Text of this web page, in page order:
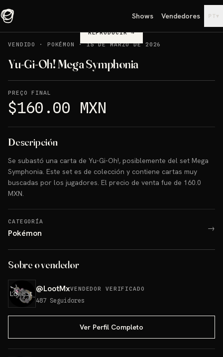
Shows Vendedores PT▾
REPRODUCIR→
VENDIDO
· POKÉMON ·15 DE MARZO DE 2026
Yu-Gi-Oh! Mega Symphonia
PREÇO FINAL
$160.00 MXN
Descripción
Se subastó una carta de Yu-Gi-Oh!, posiblemente del set Mega
Symphonia. Este set es de colección y contiene cartas muy
buscadas por los jugadores. El precio de venta fue de 160.0
MXN.
CATEGORÍA
Pokémon →
Sobre o vendedor
@LootMxVENDEDOR VERIFICADO
487 Seguidores
Ver Perfil Completo